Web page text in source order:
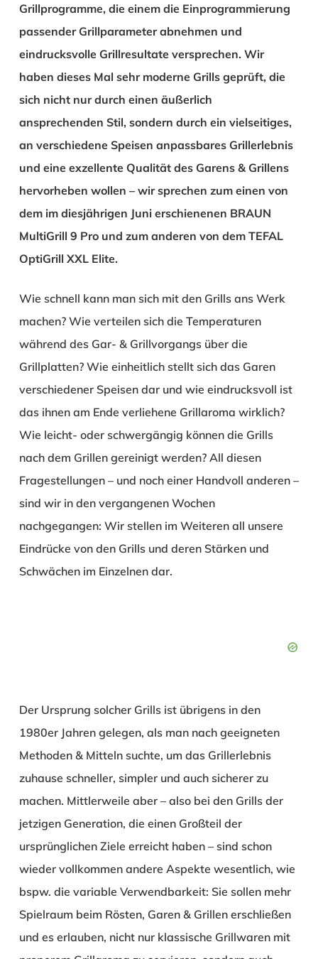
Grillprogramme, die einem die Einprogrammierung
passender Grillparameter abnehmen und
eindrucksvolle Grillresultate versprechen. Wir
haben dieses Mal sehr moderne Grills geprüft, die
sich nicht nur durch einen äußerlich
ansprechenden Stil, sondern durch ein vielseitiges,
an verschiedene Speisen anpassbares Grillerlebnis
und eine exzellente Qualität des Garens & Grillens
hervorheben wollen – wir sprechen zum einen von
dem im diesjährigen Juni erschienenen BRAUN
MultiGrill 9 Pround zum anderen von dem TEFAL
OptiGrill XXL Elite.
Wie schnell kann man sich mit den Grills ans Werk
machen? Wie verteilen sich die Temperaturen
während des Gar- & Grillvorgangs über die
Grillplatten? Wie einheitlich stellt sich das Garen
verschiedener Speisen dar und wie eindrucksvoll ist
das ihnen am Ende verliehene Grillaroma wirklich?
Wie leicht- oder schwergängig können die Grills
nach dem Grillen gereinigt werden? All diesen
Fragestellungen – und noch einer Handvoll anderen –
sind wir in den vergangenen Wochen
nachgegangen: Wir stellen im Weiteren all unsere
Eindrücke von den Grills und deren Stärken und
Schwächen im Einzelnen dar.
Der Ursprung solcher Grills ist übrigens in den
1980er Jahren gelegen, als man nach geeigneten
Methoden & Mitteln suchte, um das Grillerlebnis
zuhause schneller, simpler und auch sicherer zu
machen. Mittlerweile aber – also bei den Grills der
jetzigen Generation, die einen Großteil der
ursprünglichen Ziele erreicht haben – sind schon
wieder vollkommen andere Aspekte wesentlich, wie
bspw. die variable Verwendbarkeit: Sie sollen mehr
Spielraum beim Rösten, Garen & Grillen erschließen
und es erlauben, nicht nur klassische Grillwaren mit